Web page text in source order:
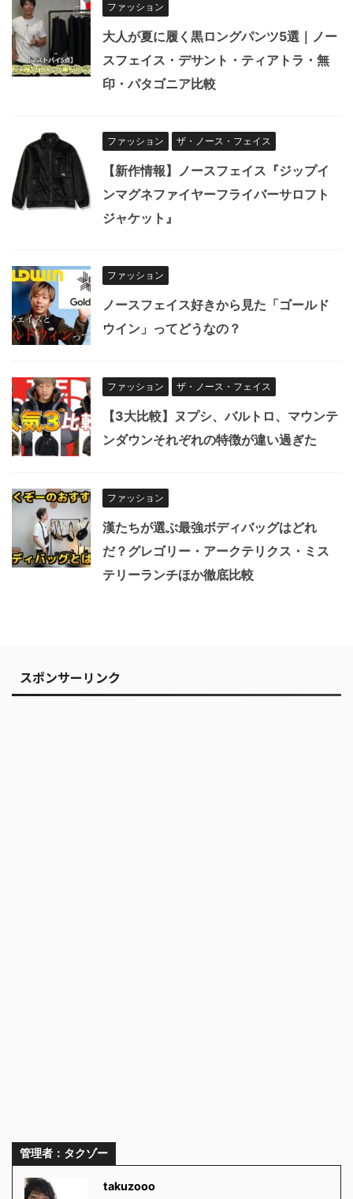
ファッション
大人が夏に履く黒ロングパンツ5選｜ノー
スフェイス・デサント・ティアトラ・無
印・パタゴニア比較
ファッション ザ・ノース・フェイス
【新作情報】ノースフェイス『ジップイ
ンマグネファイヤーフライバーサロフト
ジャケット』
ファッション
ノースフェイス好きから見た「ゴールド
ウイン」ってどうなの？
ファッション ザ・ノース・フェイス
【3大比較】ヌプシ、バルトロ、マウンテ
ンダウンそれぞれの特徴が違い過ぎた
ファッション
漢たちが選ぶ最強ボディバッグはどれ
だ？グレゴリー・アークテリクス・ミス
テリーランチほか徹底比較
スポンサーリンク
管理者：タクゾー
takuzooo